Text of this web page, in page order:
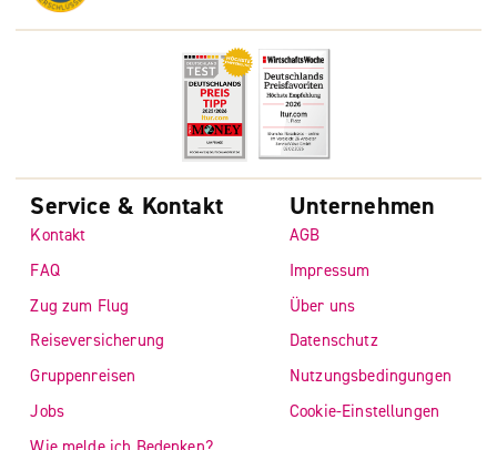
Service & Kontakt
Kontakt
FAQ
Zug zum Flug
Reiseversicherung
Gruppenreisen
Jobs
Unternehmen
AGB
Impressum
Über uns
Datenschutz
Nutzungsbedingungen
Cookie-Einstellungen